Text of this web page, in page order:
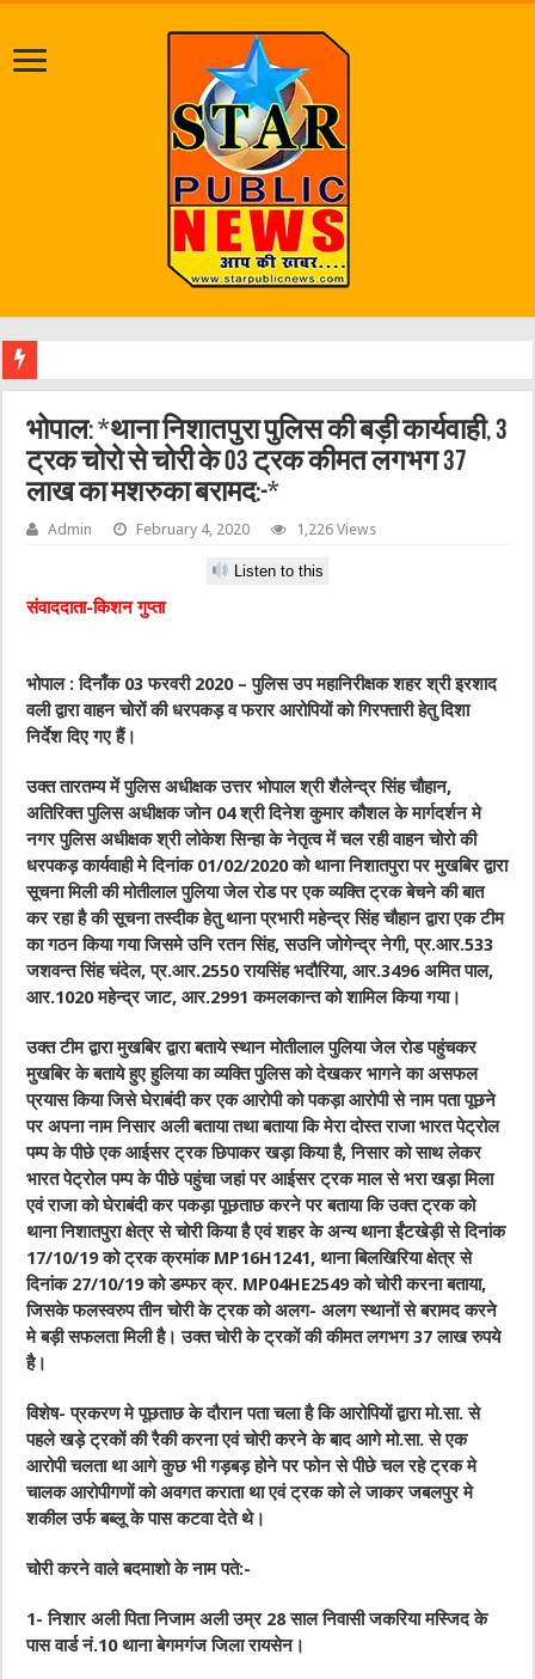
भोपाल: *थाना निशातपुरा पुलिस की बड़ी कार्यवाही, 3
ट्रक चोरो से चोरी के 03 ट्रक कीमत लगभग 37
लाख का मशरुका बरामद:-*
Admin February 4, 2020 1,226 Views
Listen to this
संवाददाता-किशन गुप्ता
भोपाल : दिनाँक 03 फरवरी 2020 – पुलिस उप महानिरीक्षक शहर श्री इरशाद
वली द्वारा वाहन चोरों की धरपकड़ व फरार आरोपियों को गिरफ्तारी हेतु दिशा
निर्देश दिए गए हैं।
उक्त तारतम्य में पुलिस अधीक्षक उत्तर भोपाल श्री शैलेन्द्र सिंह चौहान,
अतिरिक्त पुलिस अधीक्षक जोन 04 श्री दिनेश कुमार कौशल के मार्गदर्शन मे
नगर पुलिस अधीक्षक श्री लोकेश सिन्हा के नेतृत्व में चल रही वाहन चोरो की
धरपकड़ कार्यवाही मे दिनांक 01/02/2020 को थाना निशातपुरा पर मुखबिर द्वारा
सूचना मिली की मोतीलाल पुलिया जेल रोड पर एक व्यक्ति ट्रक बेचने की बात
कर रहा है की सूचना तस्दीक हेतु थाना प्रभारी महेन्द्र सिंह चौहान द्वारा एक टीम
का गठन किया गया जिसमे उनि रतन सिंह, सउनि जोगेन्द्र नेगी, प्र.आर.533
जशवन्त सिंह चंदेल, प्र.आर.2550 रायसिंह भदौरिया, आर.3496 अमित पाल,
आर.1020 महेन्द्र जाट, आर.2991 कमलकान्त को शामिल किया गया।
उक्त टीम द्वारा मुखबिर द्वारा बताये स्थान मोतीलाल पुलिया जेल रोड पहुंचकर
मुखबिर के बताये हुए हुलिया का व्यक्ति पुलिस को देखकर भागने का असफल
प्रयास किया जिसे घेराबंदी कर एक आरोपी को पकड़ा आरोपी से नाम पता पूछने
पर अपना नाम निसार अली बताया तथा बताया कि मेरा दोस्त राजा भारत पेट्रोल
पम्प के पीछे एक आईसर ट्रक छिपाकर खड़ा किया है, निसार को साथ लेकर
भारत पेट्रोल पम्प के पीछे पहुंचा जहां पर आईसर ट्रक माल से भरा खड़ा मिला
एवं राजा को घेराबंदी कर पकड़ा पूछताछ करने पर बताया कि उक्त ट्रक को
थाना निशातपुरा क्षेत्र से चोरी किया है एवं शहर के अन्य थाना ईंटखेड़ी से दिनांक
17/10/19 को ट्रक क्रमांक MP16H1241, थाना बिलखिरिया क्षेत्र से
दिनांक 27/10/19 को डम्फर क्र. MP04HE2549 को चोरी करना बताया,
जिसके फलस्वरुप तीन चोरी के ट्रक को अलग- अलग स्थानों से बरामद करने
मे बड़ी सफलता मिली है। उक्त चोरी के ट्रकों की कीमत लगभग 37 लाख रुपये
है।
विशेष- प्रकरण मे पूछताछ के दौरान पता चला है कि आरोपियों द्वारा मो.सा. से
पहले खड़े ट्रकों की रैकी करना एवं चोरी करने के बाद आगे मो.सा. से एक
आरोपी चलता था आगे कुछ भी गड़बड़ होने पर फोन से पीछे चल रहे ट्रक मे
चालक आरोपीगणों को अवगत कराता था एवं ट्रक को ले जाकर जबलपुर मे
शकील उर्फ बब्लू के पास कटवा देते थे।
चोरी करने वाले बदमाशो के नाम पते:-
1- निशार अली पिता निजाम अली उम्र 28 साल निवासी जकरिया मस्जिद के
पास वार्ड नं.10 थाना बेगमगंज जिला रायसेन।